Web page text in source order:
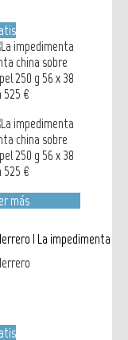
más
| La impedimenta